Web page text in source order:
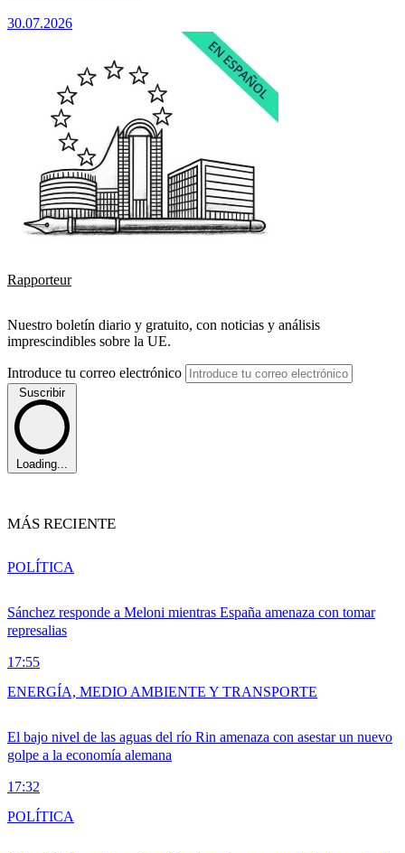
30.07.2026
Rapporteur
Nuestro boletín diario y gratuito, con noticias y análisis
imprescindibles sobre la UE.
Introduce tu correo electrónico
Suscribir
Loading...
MÁS RECIENTE
Sánchez responde a Meloni mientras España amenaza con tomar
represalias
17:55
POLÍTICA
El bajo nivel de las aguas del río Rin amenaza con asestar un nuevo
golpe a la economía alemana
17:32
ENERGÍA, MEDIO AMBIENTE Y TRANSPORTE
POLÍTICA